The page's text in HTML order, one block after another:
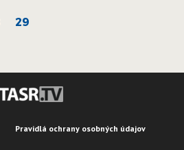
29
Pravidlá ochrany osobných údajov